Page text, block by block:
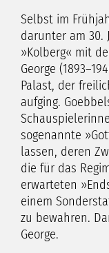
Selbst im
darunter am 30.
»Kolberg« mit
George
Palast, der
aufging.
sogenannte
lassen, deren
die für das
erwarteten
einem
zu bewahren.
George.